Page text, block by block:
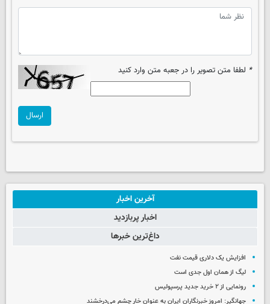
* لطفا متن تصویر را در جعبه متن وارد کنید
ارسال
آخرین اخبار
اخبار پربازدید
داغ‌ترین خبرها
افزایش یک دلاری قیمت نفت
لیگ از همان اول جدی است
رونمایی از ۲ خرید جدید پرسپولیس
جهانگیر: امروز خبرنگاران ایران به عنوان خار چشم می‌درخشند